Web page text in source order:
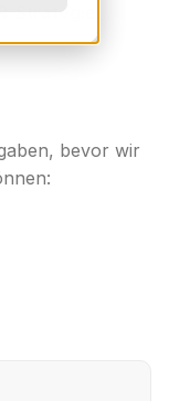
Strategie
bevor wir